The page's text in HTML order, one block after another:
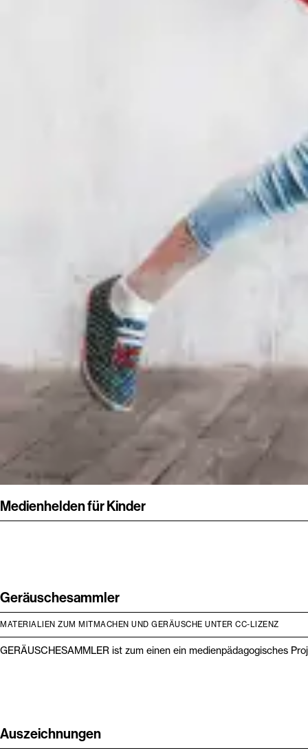
Medienhelden für Kinder
Geräuschesammler
MATERIALIEN ZUM MITMACHEN UND GERÄUSCHE UNTER CC-LIZENZ
GERÄUSCHESAMMLER ist zum einen ein medienpädagogisches
Auszeichnungen